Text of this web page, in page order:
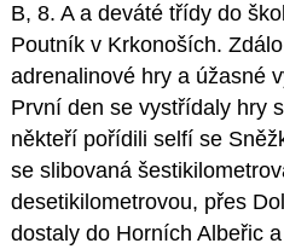
B, 8. A a deváté třídy do
Poutník v Krkonoších.
adrenalinové hry a úžasné
První den se vystřídaly hry
někteří pořídili selfí se
se slibovaná
desetikilometrovou, přes
dostaly do Horních Albeřic